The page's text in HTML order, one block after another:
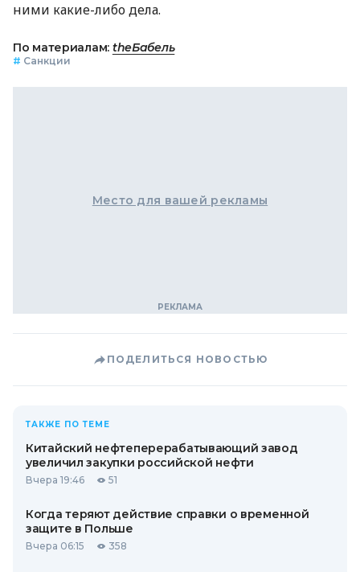
ними какие-либо дела.
По материалам: theБабель
# Санкции
Место для вашей рекламы
ПОДЕЛИТЬСЯ НОВОСТЬЮ
ТАКЖЕ ПО ТЕМЕ
Китайский нефтеперерабатывающий завод
увеличил закупки российской нефти
Вчера 19:46 51
Когда теряют действие справки о временной
защите в Польше
Вчера 06:15 358